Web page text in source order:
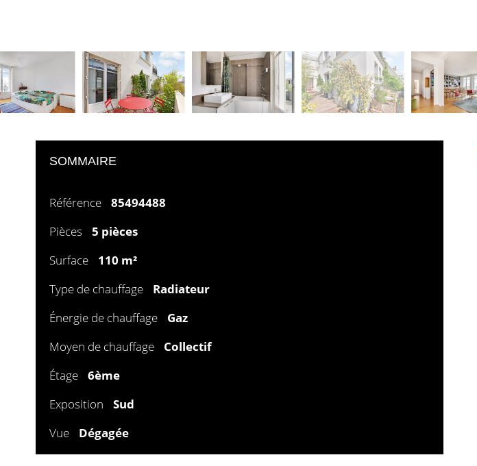
SOMMAIRE
Référence
85494488
Pièces
5 pièces
Surface
110 m²
Type de chauffage
Radiateur
Énergie de chauffage
Gaz
Moyen de chauffage
Collectif
Étage
6ème
Exposition
Sud
Vue
Dégagée